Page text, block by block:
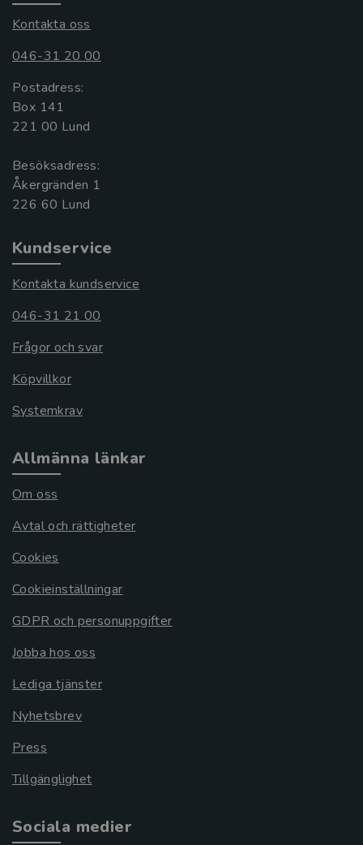
Kontakta oss
046-31 20 00
Postadress:
Box 141
221 00 Lund
Besöksadress:
Åkergränden 1
Kundservice
Kontakta kundservice
046-31 21 00
Frågor och svar
Köpvillkor
Systemkrav
Allmänna länkar
Om oss
Avtal och rättigheter
Cookies
Cookieinställningar
GDPR och personuppgifter
Jobba hos oss
Lediga tjänster
Nyhetsbrev
Press
Tillgänglighet
Sociala medier